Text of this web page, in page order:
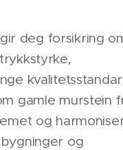
deg forsikring
gamle murstein
og
og